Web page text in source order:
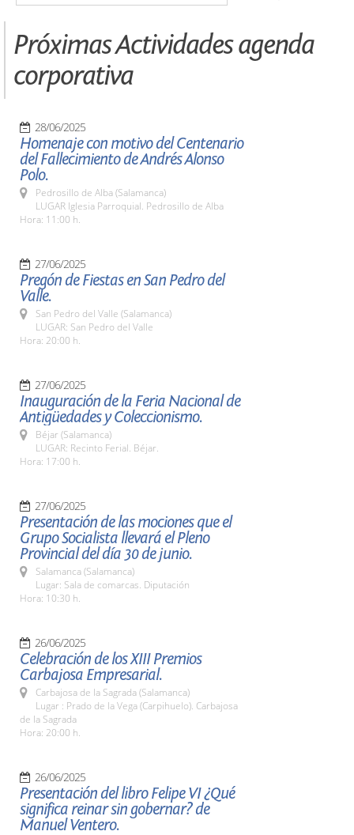
Próximas Actividades agenda
corporativa
28/06/2025
Homenaje con motivo del Centenario
del Fallecimiento de Andrés Alonso
Polo.
Pedrosillo de Alba (Salamanca)
LUGAR Iglesia Parroquial. Pedrosillo de Alba
Hora: 11:00 h.
27/06/2025
Pregón de Fiestas en San Pedro del
Valle.
San Pedro del Valle (Salamanca)
LUGAR: San Pedro del Valle
Hora: 20:00 h.
27/06/2025
Inauguración de la Feria Nacional de
Antigüedades y Coleccionismo.
Béjar (Salamanca)
LUGAR: Recinto Ferial. Béjar.
Hora: 17:00 h.
27/06/2025
Presentación de las mociones que el
Grupo Socialista llevará el Pleno
Provincial del día 30 de junio.
Salamanca (Salamanca)
Lugar: Sala de comarcas. Diputación
Hora: 10:30 h.
26/06/2025
Celebración de los XIII Premios
Carbajosa Empresarial.
Carbajosa de la Sagrada (Salamanca)
Lugar : Prado de la Vega (Carpihuelo). Carbajosa
de la Sagrada
Hora: 20:00 h.
26/06/2025
Presentación del libro Felipe VI ¿Qué
significa reinar sin gobernar? de
Manuel Ventero.